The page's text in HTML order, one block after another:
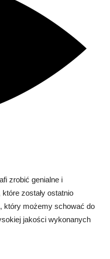
zrobić genialne i
zostały ostatnio
który możemy schować do
jakości wykonanych